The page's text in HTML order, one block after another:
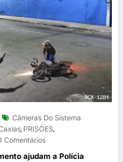
Câmeras Do Sistema
, PRISÕES,
Comentários
ajudam a Polícia